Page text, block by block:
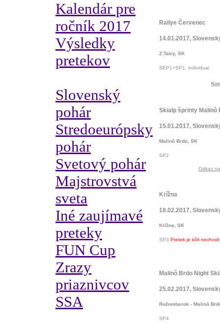
Kalendár pre
ročník 2017
Výsledky
pretekov
Slovenský
pohár
Stredoeurópsky
pohár
Svetový pohár
Majstrovstvá
sveta
Iné zaujímavé
preteky
FUN Cup
Zrazy
priaznivcov
SSA
Rallye Červenec
14.01.2017,
Z.Tatry, SK
SEP1+SP1, individual
Skialp šprinty Malinô
15.01.2017,
Malinô Brdo, SK
SP2
Odkaz
Krížna
18.02.2017,
Krížna, SK
SP3 Pretek je kôli
Malinô Brdo Night
25.02.2017,
Ružomberok - Malinô
SP4